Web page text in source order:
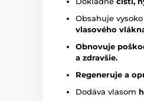
Obsahuje
vlasového
Obnovuje
a zdravšie.
Regeneruje a
Dodáva vlasom